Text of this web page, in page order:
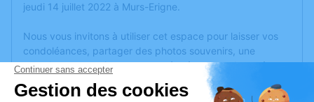
jeudi 14 juillet 2022 à Murs-Erigne.
Nous vous invitons à utiliser cet espace pour laisser vos
condoléances, partager des photos souvenirs, une
anecdote ou exprimer vos pensées à travers des poèmes
ou des textes. Cet endroit est un lieu d'expression dédié à
honorer la mémoire de Marie-Josèphe PRUNAUX-CAZER.